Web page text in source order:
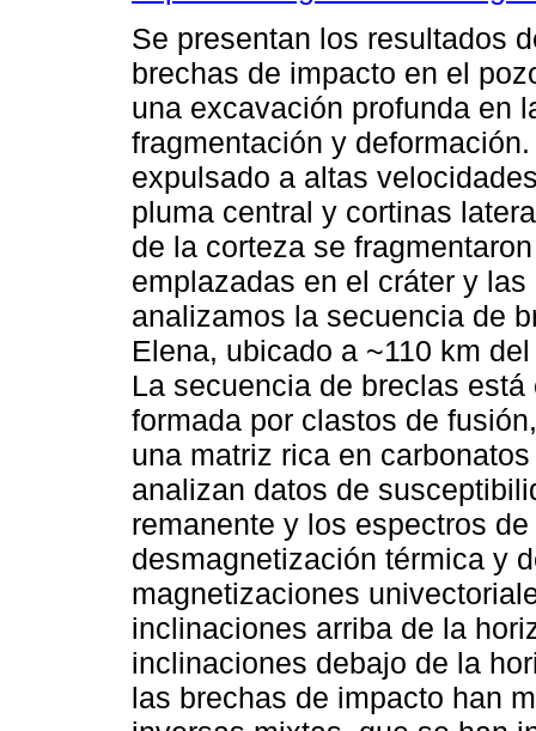
Se presentan los resultados
brechas de impacto en el
una excavación profunda en
fragmentación y
expulsado a altas
pluma central y cortinas
de la corteza se
emplazadas en el cráter y
analizamos la secuencia de
Elena, ubicado a ~110 km
La secuencia de breclas
formada por clastos de
una matriz rica en
analizan datos de
remanente y los espectros
desmagnetización térmica y
magnetizaciones
inclinaciones arriba de la
inclinaciones debajo de la
las brechas de impacto han